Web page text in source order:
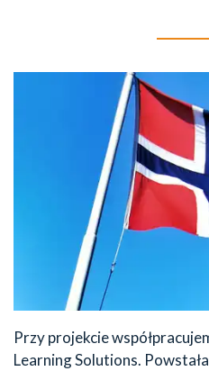
Przy projekcie
Learning Solutions.